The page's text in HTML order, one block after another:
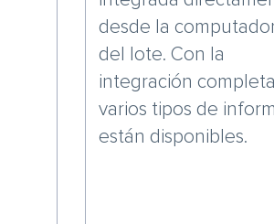
desde la
del lote. Con la
integración
varios tipos de
están disponibles.